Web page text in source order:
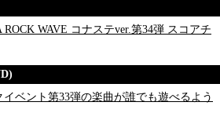
WAVE コナステver.第34弾 スコアチ
ベント第33弾の楽曲が誰でも遊べるよう